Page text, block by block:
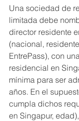
Una sociedad de
limitada debe
director residente
(nacional,
EntrePass), con
residencial en
mínima para ser
años. En el
cumpla dichos
en Singapur,